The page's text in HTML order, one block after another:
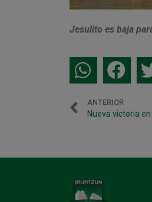
Jesulito es baja
ANTERIOR
Nueva victoria